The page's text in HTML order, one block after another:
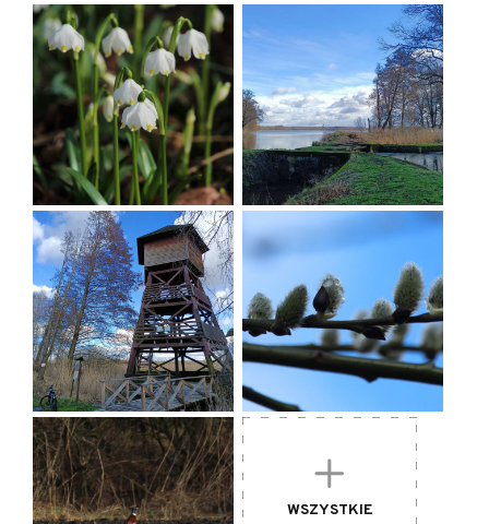
wierzchowinową partie wzgórza o wysokości
230 m n.p.m ., należącego do Wzgórz
Krośnickich. Wzniesienia te stanowią
fragment Wału Trzebnickiego, będącego
pasem wzgórz morenowych wyznaczającym
południową granicę ostatniego zlodowacenia.
Wzgórza Krośnickie oddzielają od siebie
Kotliny Milicką i Żmigrodzką, czyli dwa
główne skupienia stawów w Dolinie Baryczy.
Wzgórze Joanny ( zwane też Wieżycą)
porastają zespoły żyznej buczyny niżowej
oraz buczyny kwaśnej. Buk osiąga tu
wschodnią granicę naturalnego zasięgu. Oba
siedliska buczyny, oraz występujący również
w rezerwacje zespół grądu
środkowoeuropejskiego, należą do siedlisk
WSZYSTKIE